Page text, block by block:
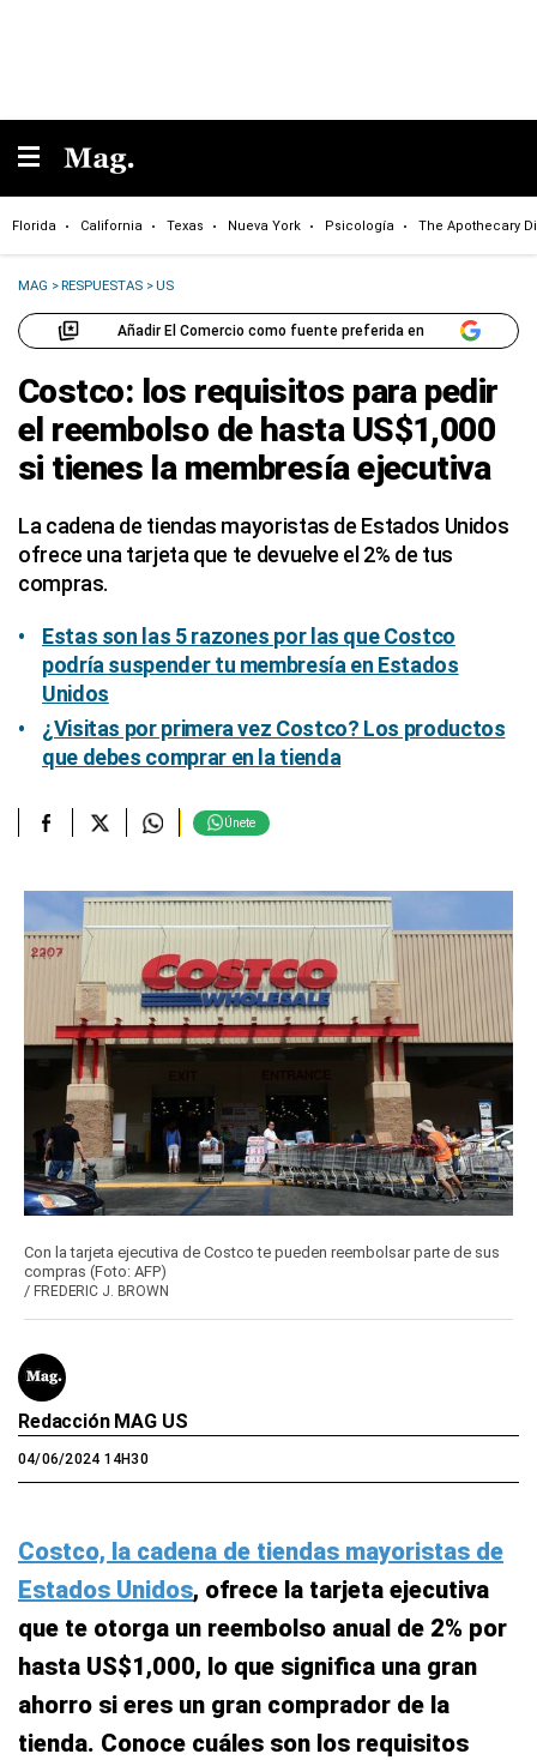
Florida California Texas Nueva York Psicología The Apothecary
MAG >RESPUESTAS >US
Añadir El Comercio como fuente preferida en
Costco: los requisitos para pedir
el reembolso de hasta US$1,000
si tienes la membresía ejecutiva
La cadena de tiendas mayoristas de Estados Unidos
ofrece una tarjeta que te devuelve el 2% de tus
compras.
Estas son las 5 razones por las que Costco
podría suspender tu membresía en Estados
Unidos
¿Visitas por primera vez Costco? Los productos
que debes comprar en la tienda
Únete
Con la tarjeta ejecutiva de Costco te pueden reembolsar parte de sus
compras (Foto: AFP)
/ FREDERIC J. BROWN
Redacción MAG US
04/06/2024 14H30
Costco, la cadena de tiendas mayoristas de
Estados Unidos, ofrece la tarjeta ejecutiva
que te otorga un reembolso anual de 2% por
hasta US$1,000, lo que significa una gran
ahorro si eres un gran comprador de la
tienda. Conoce cuáles son los requisitos